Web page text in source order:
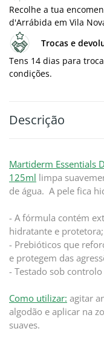
Recolhe a tua
d'Arrábida em Vila
Trocas e
Tens 14 dias para
condições.
Descrição
Martiderm Essentials
125ml limpa
de água. A pele fica
- A fórmula contém
hidratante e protetora;
- Prebióticos que
e protegem das
- Testado sob
Como utilizar: agitar
algodão e aplicar na
suaves.